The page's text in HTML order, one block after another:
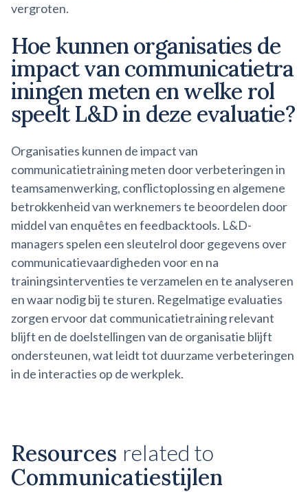
vergroten.
Hoe kunnen organisaties de
impact vancommunicatietra
iningen meten en welke rol
speelt L&D in deze evaluatie?
Organisaties kunnen de impact van
communicatietraining meten door verbeteringen in
teamsamenwerking, conflictoplossing en algemene
betrokkenheid van werknemers te beoordelen door
middel van enquêtes en feedbacktools. L&D-
managers spelen een sleutelrol door gegevens over
communicatievaardigheden voor en na
trainingsinterventies te verzamelen en te analyseren
en waar nodig bij te sturen. Regelmatige evaluaties
zorgen ervoor dat communicatietraining relevant
blijft en de doelstellingen van de organisatie blijft
ondersteunen, wat leidt tot duurzame verbeteringen
in de interacties op de werkplek.
Resources related to
Communicatiestijlen